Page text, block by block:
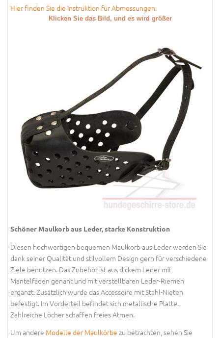
Hier finden Sie die Instruktion für Abmessungen.
Klicken Sie das Bild, und es wird größer
Schöner Maulkorb aus Leder, starke Konstruktion
Diesen hochwertigen bequemen Maulkorb aus Leder werden Sie
dank seiner Qualität und stilvollem Design gern für verschiedene
Ziele benutzen. Das Zubehör ist aus dickem Leder mit
Mantelfäden genäht und mit verstellbaren Leder-Riemen
ergänzt. Zusätzlich wurde das Accessoire mit Stahl-Nieten
befestigt. Im Vorderteil befindet sich metallische Platte.
Zahlreiche Löcher schaffen freies Atmen.
Um andere Modelle der Maulkörbe zu betrachten, sehen Sie